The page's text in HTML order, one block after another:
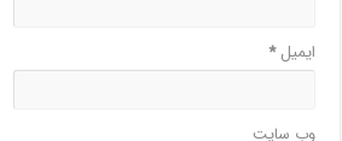
ایمیل*
وب‌ سایت